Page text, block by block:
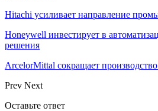
Hitachi усиливает направление
Honeywell инвестирует в
решения
ArcelorMittal сокращает
Prev Next
Оставьте ответ